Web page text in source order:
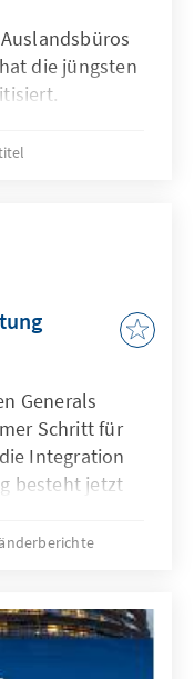
die jüngsten
Generals
Schritt für
Integration
besteht jetzt
westlichen